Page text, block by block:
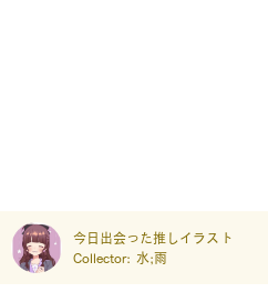
今日出会った推しイラスト
Collector: 水;雨